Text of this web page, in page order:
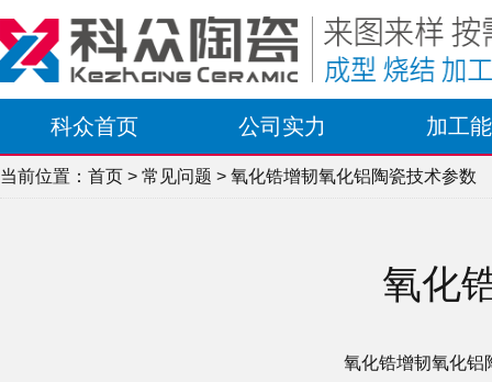
科众首页 公司实力 加工
当前位置： 首页 > 常见问题 > 氧化锆增韧氧化铝陶瓷技术参数
氧化
氧化锆增韧氧化铝